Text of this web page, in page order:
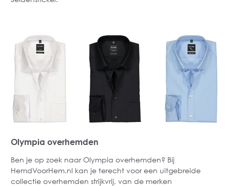
Olympia overhemden
Ben je op zoek naar Olympia overhemden? Bij
HemdVoorHem.nl kan je terecht voor een uitgebreide
collectie overhemden strijkvrij, van de merken